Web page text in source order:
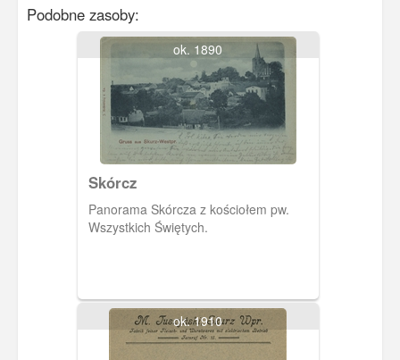
Podobne zasoby:
ok. 1890
Skórcz
Panorama Skórcza z kościołem pw.
Wszystkich Świętych.
ok. 1910